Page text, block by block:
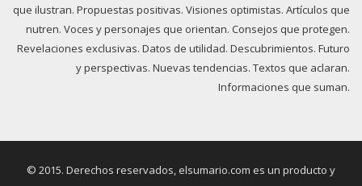
que ilustran. Propuestas positivas. Visiones optimistas. Artículos que
nutren. Voces y personajes que orientan. Consejos que protegen.
Revelaciones exclusivas. Datos de utilidad. Descubrimientos. Futuro
y perspectivas. Nuevas tendencias. Textos que aclaran.
Informaciones que suman.
© 2015. Derechos reservados, elsumario.com es un producto y